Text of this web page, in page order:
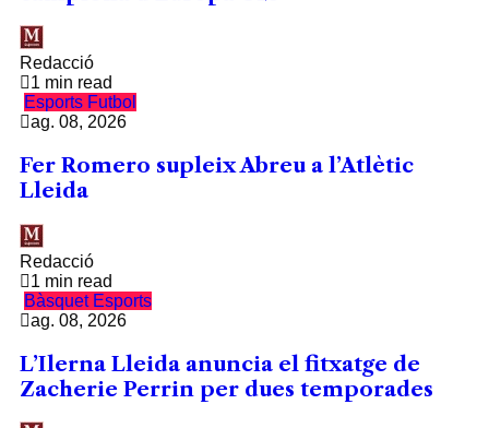
Redacció
1 min read
Esports Futbol
ag. 08, 2026
Fer Romero supleix Abreu a l’Atlètic
Lleida
Redacció
1 min read
Bàsquet Esports
ag. 08, 2026
L’Ilerna Lleida anuncia el fitxatge de
Zacherie Perrin per dues temporades